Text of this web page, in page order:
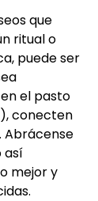
que
ritual o
puede ser
el pasto
conecten
Abrácense
así
mejor y